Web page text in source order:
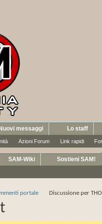
Azioni Forum Link rapidi
Nuovi messaggi Lo staff
SAM-Wiki Sostieni SAM!
portale Discussione per